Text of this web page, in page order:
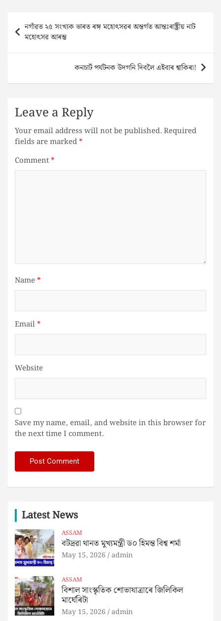
Post
navigation
নগাঁৱত ২৫ সংখ্যক ভাৰত ৰঙ্গ মহোৎসৱৰ অন্তৰ্গত আন্তঃৰাষ্ট্ৰীয় নাট
মহোৎসৱ আৰম্ভ
কনচাৰ্ট পৰ্যটনক উদগনি দিবলৈ এইবাৰ শ্বাকিৰা!
Leave a Reply
Your email address will not be published.Required
fields are marked*
Comment*
Name*
Email*
Website
Save my name, email, and website in this browser for
the next time I comment.
Latest News
ASSAM
বটদ্ৰৱা থানত মুখ্যমন্ত্ৰী ড০ হিমন্ত বিশ্ব শৰ্মা
May 15, 2026 admin
ASSAM
বিশাল সাংস্কৃতিক শোভাযাত্ৰাৰে জিলিকিল
মাৰ্ঘেৰিটা
May 15, 2026 admin